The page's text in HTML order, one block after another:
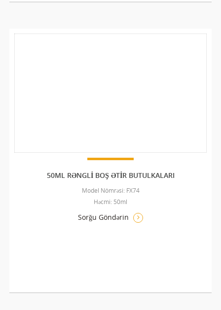
50ML RƏNGLI BOŞ ƏTIR BUTULKALARI
Model Nömrəsi: FX74
Həcmi: 50ml
Sorğu Göndərin